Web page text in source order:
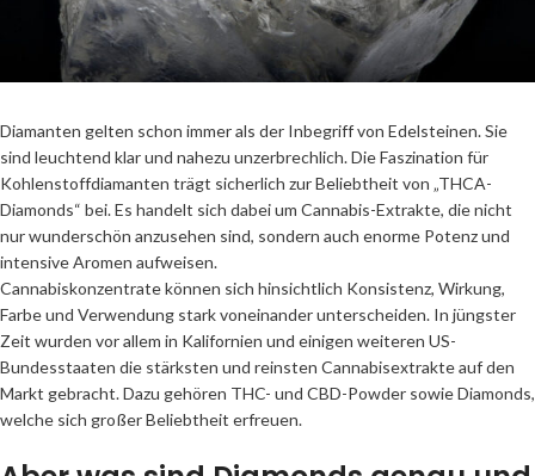
Diamanten gelten schon immer als der Inbegriff von Edelsteinen. Sie
sind leuchtend klar und nahezu unzerbrechlich. Die Faszination für
Kohlenstoffdiamanten trägt sicherlich zur Beliebtheit von „THCA-
Diamonds“ bei. Es handelt sich dabei um Cannabis-Extrakte, die nicht
nur wunderschön anzusehen sind, sondern auch enorme Potenz und
intensive Aromen aufweisen.
Cannabiskonzentrate können sich hinsichtlich Konsistenz, Wirkung,
Farbe und Verwendung stark voneinander unterscheiden. In jüngster
Zeit wurden vor allem in Kalifornien und einigen weiteren US-
Bundesstaaten die stärksten und reinsten Cannabisextrakte auf den
Markt gebracht. Dazu gehören THC- und CBD-Powder sowie Diamonds,
welche sich großer Beliebtheit erfreuen.